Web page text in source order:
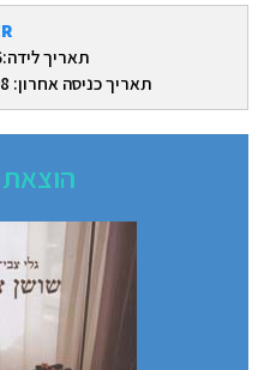
תאריך לידה:01/01/2026
תאריך כניסה אחרון: 2026-08-08 20:55:29